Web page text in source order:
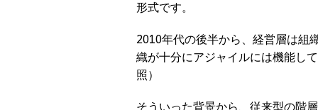
形式です。
2010年代の後半から、経営層は組
織が十分にアジャイルには機能し
照）
そういった背景から、従来型の階